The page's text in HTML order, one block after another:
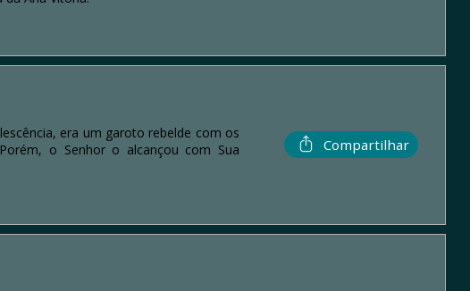
era um garoto rebelde com os
o Senhor o alcançou com Sua
Compartilhar